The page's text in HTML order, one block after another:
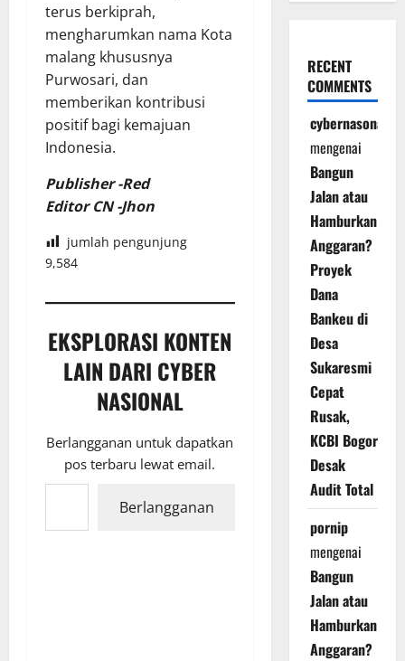
terus berkiprah,
mengharumkan nama Kota
malang khususnya
Purwosari, dan
memberikan kontribusi
positif bagi kemajuan
Indonesia.
Publisher -Red
Editor CN -Jhon
jumlah pengunjung
9,584
EKSPLORASI KONTEN
LAIN DARI CYBER
NASIONAL
Berlangganan untuk dapatkan
pos terbaru lewat email.
Ketikkan email Anda...
Berlangganan
RECENT
COMMENTS
cybernasonal
mengenai
Bangun
Jalan atau
Hamburkan
Anggaran?
Proyek
Dana
Bankeu di
Desa
Sukaresmi
Cepat
Rusak,
KCBI Bogor
Desak
Audit Total
pornip
mengenai
Bangun
Jalan atau
Hamburkan
Anggaran?